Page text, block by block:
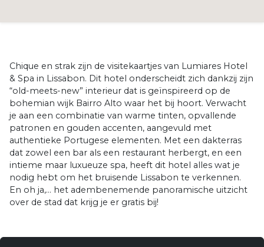
Chique en strak zijn de visitekaartjes van Lumiares Hotel
& Spa in Lissabon. Dit hotel onderscheidt zich dankzij zijn
“old-meets-new” interieur dat is geïnspireerd op de
bohemian wijk Bairro Alto waar het bij hoort. Verwacht
je aan een combinatie van warme tinten, opvallende
patronen en gouden accenten, aangevuld met
authentieke Portugese elementen. Met een dakterras
dat zowel een bar als een restaurant herbergt, en een
intieme maar luxueuze spa, heeft dit hotel alles wat je
nodig hebt om het bruisende Lissabon te verkennen.
En oh ja,… het adembenemende panoramische uitzicht
over de stad dat krijg je er gratis bij!